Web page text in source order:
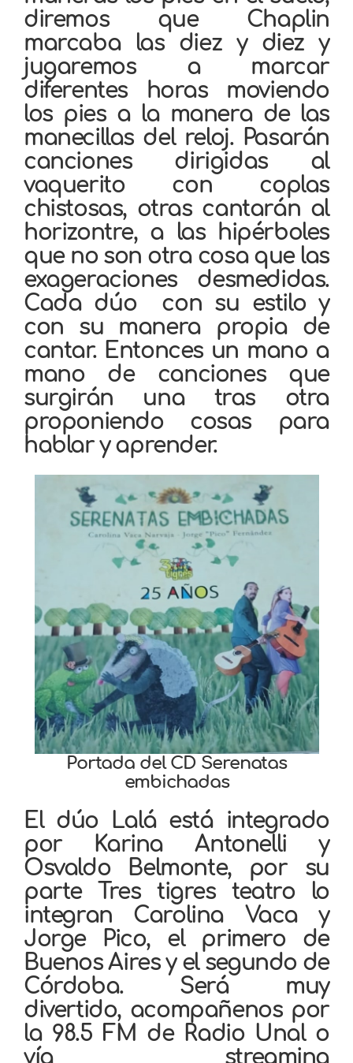
diremos que Chaplin
marcaba las diez y diez y
jugaremos a marcar
diferentes horas moviendo
los pies a la manera de las
manecillas del reloj. Pasarán
canciones dirigidas al
vaquerito con coplas
chistosas, otras cantarán al
horizontre, a las hipérboles
que no son otra cosa que las
exageraciones desmedidas.
Cada dúo con su estilo y
con su manera propia de
cantar. Entonces un mano a
mano de canciones que
surgirán una tras otra
proponiendo cosas para
hablar y aprender.
Portada del CD Serenatas
embichadas
El dúo Lalá está integrado
por Karina Antonelli y
Osvaldo Belmonte, por su
parte Tres tigres teatro lo
integran Carolina Vaca y
Jorge Pico, el primero de
Buenos Aires y el segundo de
Córdoba. Será muy
divertido, acompañenos por
la 98.5 FM de Radio Unal o
vía streaming